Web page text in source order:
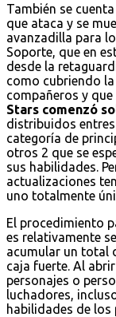
También se
que ataca y se
avanzadilla para
Soporte, que en
desde la
como cubriendo
compañeros y que
Stars comenzó
distribuidos
categoría de
otros 2 que se
sus habilidades.
actualizaciones
uno totalmente
El procedimiento
es relativamente
acumular un total
caja fuerte. Al
personajes o
luchadores,
habilidades de los